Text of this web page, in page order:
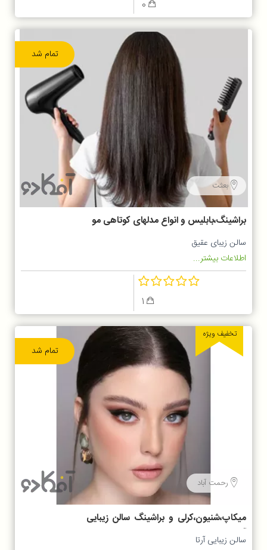
تمام شد
بعثت
براشینگ،بابلیس و انواع مدلهای کوتاهی مو
سالن زیبای عقیق
اطلاعات بیشتر...
تمام شد
تخفیف ویژه
رحمت آباد
میکاپ،شنیون،کرلی و براشینگ سالن زیبایی
آرتاسالن زیبایی آرتا